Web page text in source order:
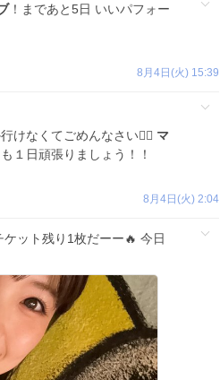
！まであと5日 いいパフォー
8月4日(火) 15:39
なくてごめんなさい🙇‍♀️ マ
１日頑張りましょう！！
8月4日(火) 2:04
ット残り1枚だーー🔥 今日